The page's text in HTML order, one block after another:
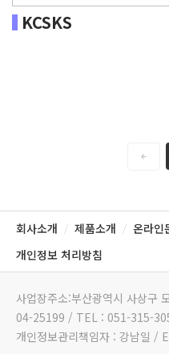
KCSKS
회사소개 / 제품소개 / 온라인
개인정보 처리방침
사업장주소:부산광역시 사상구
04-25199 / TEL : 051-315-
개인정보관리책임자 : 강남일